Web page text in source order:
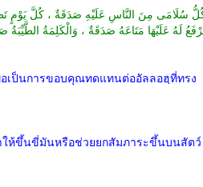
سُلَامَى مِنَ النَّاسِ عَلَيْهِ صَدَقَةٌ ، كُلَّ يَوْمٍ
لَهُ عَلَيْهَا مَتَاعَهُ صَدَقَةٌ ، وَالْكَلِمَةُ
อเป็นการขอบคุณทดแทนต่ออัลลอฮฺที่ทรง
ให้ขึ้นขี่มันหรือช่วยยกสัมภาระขึ้นบนสัตว์